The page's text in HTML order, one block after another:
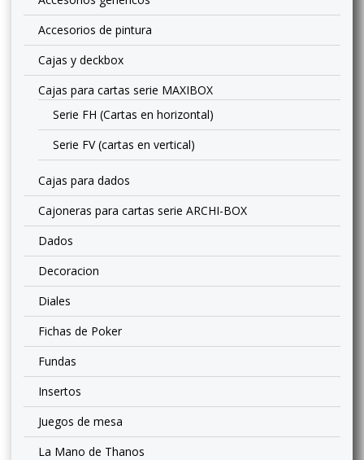
Accesorios de pintura
Cajas y deckbox
Cajas para cartas serie MAXIBOX
Serie FH (Cartas en horizontal)
Serie FV (cartas en vertical)
Cajas para dados
Cajoneras para cartas serie ARCHI-BOX
Dados
Decoracion
Diales
Fichas de Poker
Fundas
Insertos
Juegos de mesa
La Mano de Thanos